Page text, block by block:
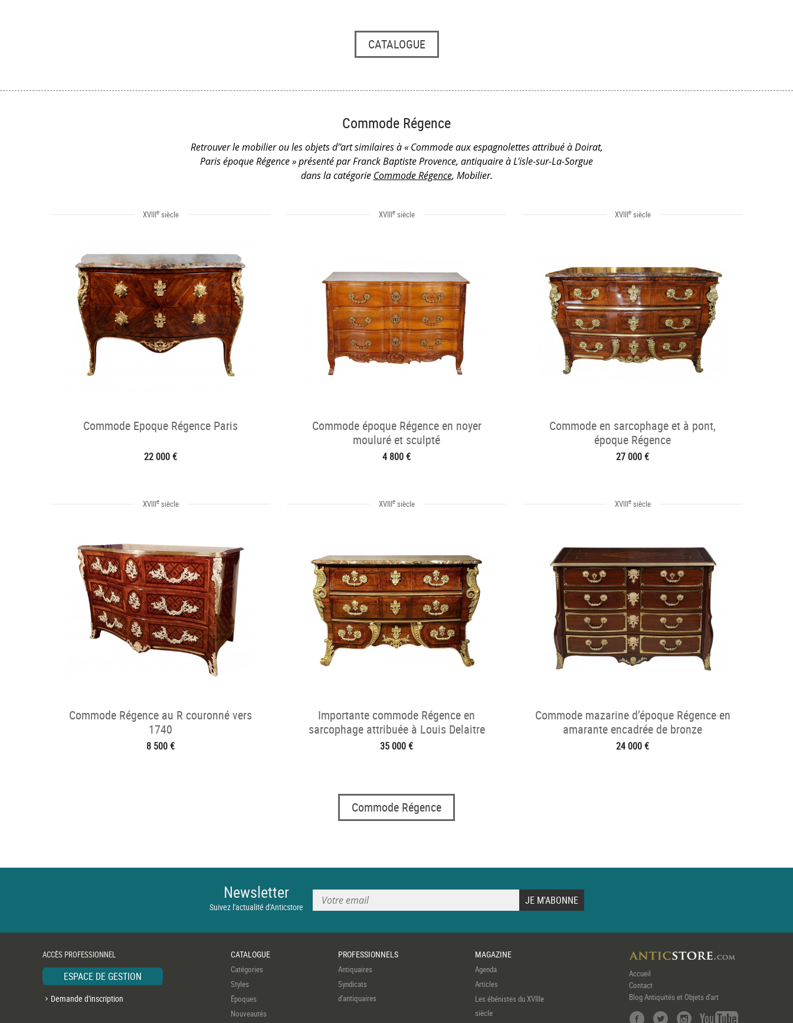
CATALOGUE
Commode Régence
Retrouver le mobilier ou les objets d''art similaires à « Commode aux espagnolettes attribué à Doirat,
Paris époque Régence » présenté par Franck Baptiste Provence, antiquaire à L'isle-sur-La-Sorgue
dans la catégorie Commode Régence, Mobilier.
XVIIIesiècle
Commode Epoque Régence Paris
22 000 €
XVIIIesiècle
Commode époque Régence en noyer
mouluré et sculpté
4 800 €
XVIIIesiècle
Commode en sarcophage et à pont,
époque Régence
27 000 €
XVIIIesiècle
Commode Régence au R couronné vers
1740
8 500 €
XVIIIesiècle
Importante commode Régence en
sarcophage attribuée à Louis Delaitre
35 000 €
XVIIIesiècle
Commode mazarine d’époque Régence en
amarante encadrée de bronze
24 000 €
Commode Régence
Newsletter
Suivez l'actualité d'Anticstore
ACCÈS PROFESSIONNEL
ESPACE DE GESTION
Demande d'inscription
CATALOGUE
Catégories
Styles
Époques
Nouveautés
PROFESSIONNELS
Antiquaires
Syndicats
d'antiquaires
MAGAZINE
Agenda
Articles
Les ébénistes du XVIIIe
siècle
Accueil
Contact
Blog Antiquités et Objets d'art